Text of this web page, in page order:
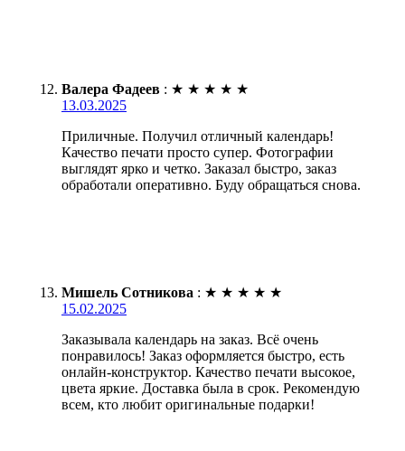
Валера Фадеев : ★ ★ ★ ★ ★
13.03.2025
Приличные. Получил отличный календарь!
Качество печати просто супер. Фотографии
выглядят ярко и четко. Заказал быстро, заказ
обработали оперативно. Буду обращаться снова.
Мишель Сотникова : ★ ★ ★ ★ ★
15.02.2025
Заказывала календарь на заказ. Всё очень
понравилось! Заказ оформляется быстро, есть
онлайн-конструктор. Качество печати высокое,
цвета яркие. Доставка была в срок. Рекомендую
всем, кто любит оригинальные подарки!